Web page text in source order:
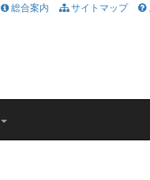
総合案内 サイトマップ